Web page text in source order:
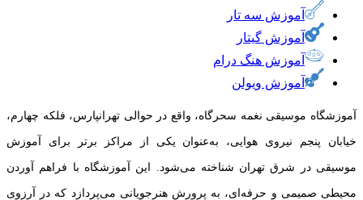
آموزش سه تار
آموزش گیتار
آموزش هنگ درام
آموزش ویولن
آموزشگاه موسیقی نغمه سحرگاه، واقع در حوالی تهرانپارس، فلکه چهارم،
خیابان پنجم نیروی هوایی، به‌عنوان یکی از مراکز برتر برای آموزش
موسیقی در شرق تهران شناخته می‌شود. این آموزشگاه با فراهم آوردن
محیطی صمیمی و حرفه‌ای، به پرورش هنرجویانی می‌پردازد که در آرزوی